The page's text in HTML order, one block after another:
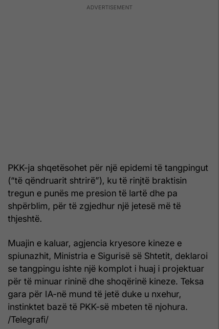
PKK-ja shqetësohet për një epidemi të tangpingut
(“të qëndruarit shtrirë”), ku të rinjtë braktisin
tregun e punës me presion të lartë dhe pa
shpërblim, për të zgjedhur një jetesë më të
thjeshtë.
Muajin e kaluar, agjencia kryesore kineze e
spiunazhit, Ministria e Sigurisë së Shtetit, deklaroi
se tangpingu ishte një komplot i huaj i projektuar
për të minuar rininë dhe shoqërinë kineze. Teksa
gara për IA-në mund të jetë duke u nxehur,
instinktet bazë të PKK-së mbeten të njohura.
/Telegrafi/